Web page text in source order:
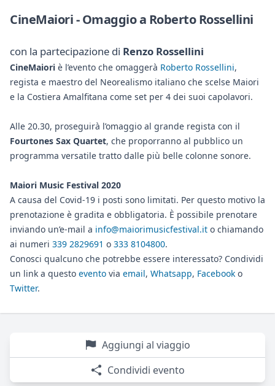
CineMaiori - Omaggio a Roberto Rossellini
con la partecipazione di Renzo Rossellini
CineMaiori è l’evento che omaggerà Roberto Rossellini,
regista e maestro del Neorealismo italiano che scelse Maiori
e la Costiera Amalfitana come set per 4 dei suoi capolavori.
Alle 20.30, proseguirà l’omaggio al grande regista con il
Fourtones Sax Quartet, che proporranno al pubblico un
programma versatile tratto dalle più belle colonne sonore.
Maiori Music Festival 2020
A causa del Covid-19 i posti sono limitati. Per questo motivo la
prenotazione è gradita e obbligatoria. È possibile prenotare
inviando un’e-mail a info@maiorimusicfestival.it o chiamando
ai numeri 339 2829691 o 333 8104800.
Conosci qualcuno che potrebbe essere interessato? Condividi
un link a questo evento via email, Whatsapp, Facebook o
Twitter.
Aggiungi al viaggio
Condividi evento